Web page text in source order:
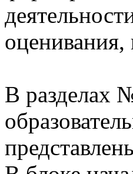
оценивания,
В разделах